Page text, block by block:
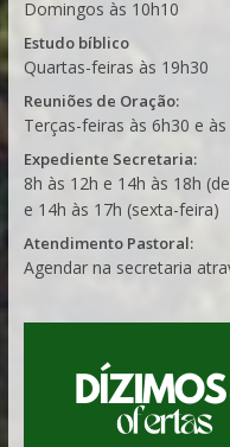
Domingos às 10h10
Estudo bíblico
Quartas-feiras às 19h30
Reuniões de Oração:
Terças-feiras às 6h30 e às
Expediente Secretaria:
8h às 12h e 14h às 18h
e 14h às 17h (sexta-feira)
Atendimento Pastoral:
Agendar na secretaria